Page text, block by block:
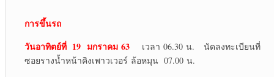
การขึ้นรถ
วันอาทิตย์ที่ 19 มกราคม 63
เวลา 06.30 น. นัดลงทะเบียนที่
ซอยรางน้ำหน้าคิงเพาวเวอร์ ล้อหมุน 07.00 น.